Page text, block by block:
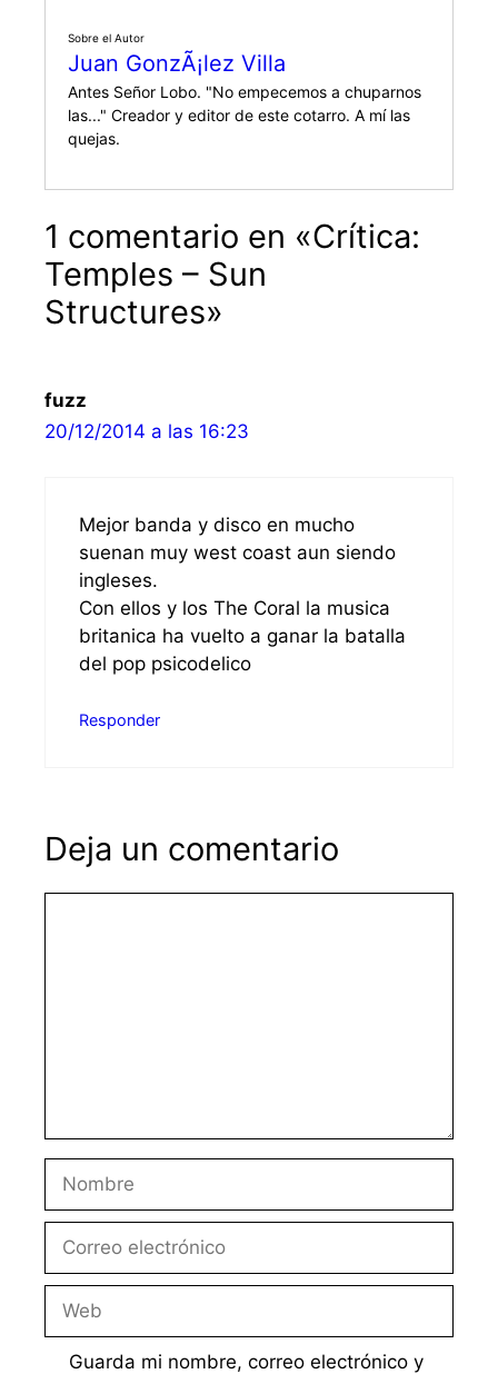
Sobre el Autor
Juan GonzÃ¡lez Villa
Antes Señor Lobo. "No empecemos a chuparnos
las..." Creador y editor de este cotarro. A mí las
quejas.
1 comentario en «Crítica:
Temples – Sun
Structures»
fuzz
20/12/2014 a las 16:23
Mejor banda y disco en mucho
suenan muy west coast aun siendo
ingleses.
Con ellos y los The Coral la musica
britanica ha vuelto a ganar la batalla
del pop psicodelico
Responder
Deja un comentario
electrónico
Guarda mi nombre, correo electrónico y